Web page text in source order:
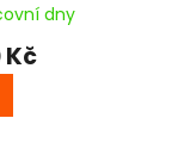
dny
Kč